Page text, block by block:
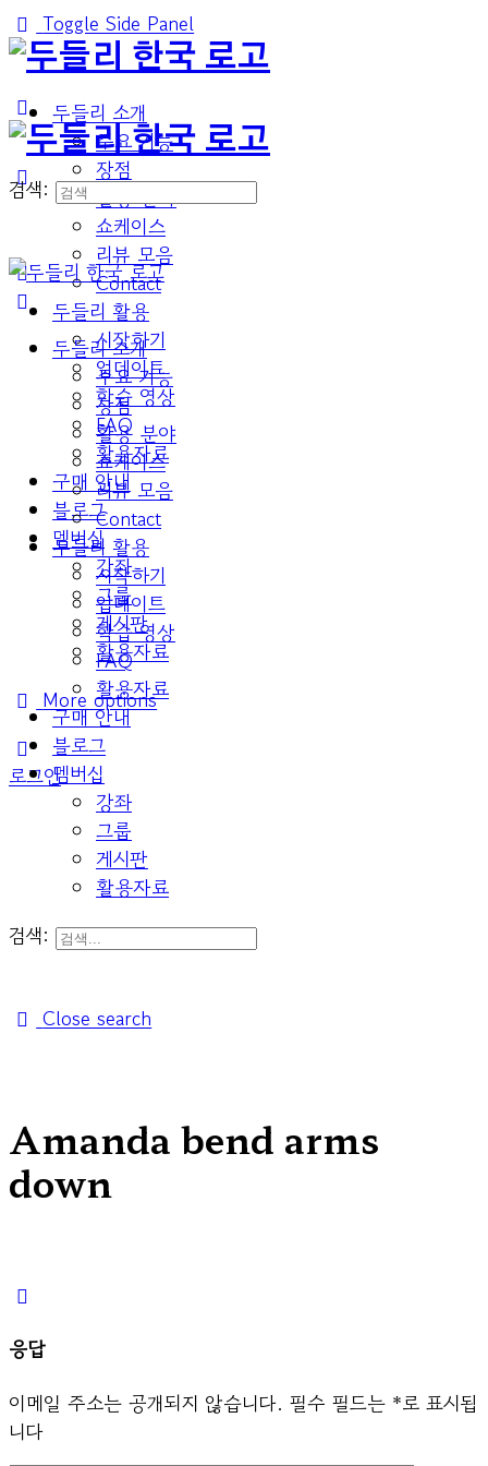
Toggle Side Panel
두들리 소개
주요 기능
장점
활용 분야
쇼케이스
리뷰 모음
Contact
두들리 활용
시작하기
업데이트
학습 영상
FAQ
활용자료
구매 안내
블로그
멤버십
강좌
그룹
게시판
활용자료
More options
로그인
검색:
두들리 소개
주요 기능
장점
활용 분야
쇼케이스
리뷰 모음
Contact
두들리 활용
시작하기
업데이트
학습 영상
FAQ
활용자료
구매 안내
블로그
멤버십
강좌
그룹
게시판
활용자료
검색:
Close search
Amanda bend arms
down
응답
이메일 주소는 공개되지 않습니다. 필수 필드는 *로 표시됩
니다